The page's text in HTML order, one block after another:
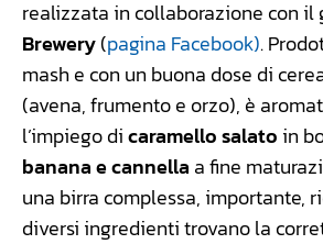
realizzata in collaborazione con il
Brewery(pagina Facebook).
mash e con un buona dose di
(avena, frumento e orzo), è
l’impiego dicaramello salato in
banana e cannella a fine
una birra complessa, importante,
diversi ingredienti trovano la